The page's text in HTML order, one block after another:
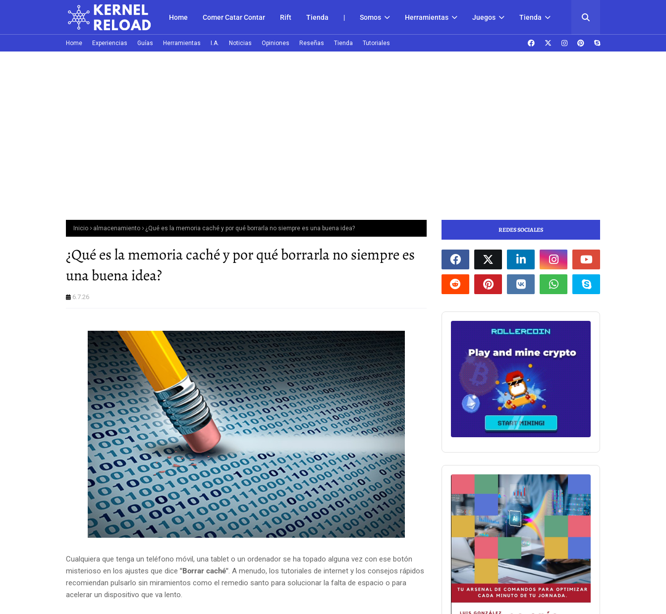
Home Comer Catar Contar Rift Tienda | Somos Herramientas Juegos Tienda
Home Experiencias Guías Herramientas I.A. Noticias Opiniones Reseñas Tienda Tutoriales
Inicio almacenamiento ¿Qué es la memoria caché y por qué borrarla no siempre es una buena idea?
¿Qué es la memoria caché y por qué borrarla no siempre es
una buena idea?
6.7.26
Cualquiera que tenga un teléfono móvil, una tablet o un ordenador se ha topado alguna vez con ese botón
misterioso en los ajustes que dice "Borrar caché". A menudo, los tutoriales de internet y los consejos rápidos
recomiendan pulsarlo sin miramientos como el remedio santo para solucionar la falta de espacio o para
acelerar un dispositivo que va lento.
REDES SOCIALES